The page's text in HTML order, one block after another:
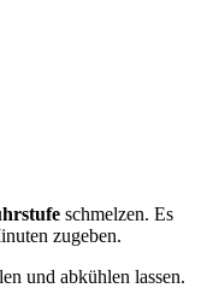
schmelzen. Es
zugeben.
und abkühlen lassen.